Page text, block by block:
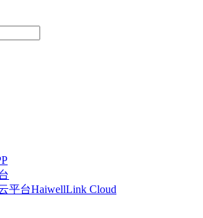
平台HaiwellLink Cloud